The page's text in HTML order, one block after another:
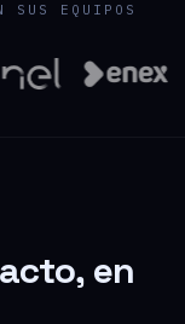
SUS EQUIPOS
en